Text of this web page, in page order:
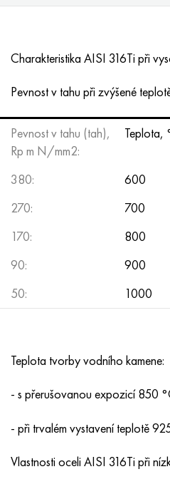
Charakteristika AISI 316Ti při
Pevnost v tahu při zvýšené
Pevnost v tahu (tah),
Rp m N/mm2:
Teplota,
380:
600
270:
700
170:
800
90:
900
50:
1000
Teplota tvorby vodního kamene:
- s přerušovanou expozicí 850
- při trvalém vystavení teplotě
Vlastnosti oceli AISI 316Ti při